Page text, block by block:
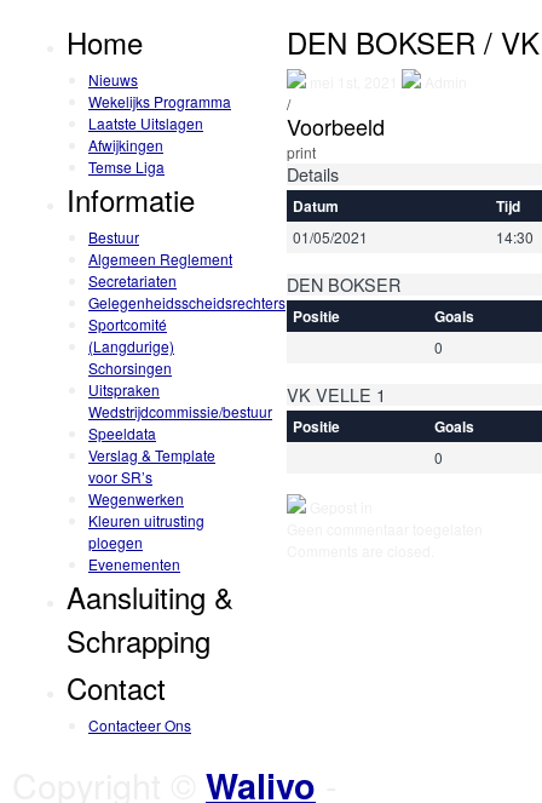
Home
Nieuws
Wekelijks Programma
Laatste Uitslagen
Afwijkingen
Temse Liga
Informatie
Bestuur
Algemeen Reglement
Secretariaten
Gelegenheidsscheidsrechters
Sportcomité
(Langdurige)
Schorsingen
Uitspraken
Wedstrijdcommissie/bestuur
Speeldata
Verslag & Template
voor SR’s
Wegenwerken
Kleuren uitrusting
ploegen
Evenementen
Aansluiting &
Schrapping
Contact
Contacteer Ons
DEN BOKSER /
/
Voorbeeld
print
Details
Datum Tijd
01/05/2021 14:30
DEN BOKSER
Positie Goals
0
VK VELLE 1
Positie Goals
0
Walivo